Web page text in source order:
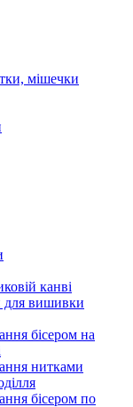
мішечки
канві
для вишивки
бісером на
нитками
бісером по